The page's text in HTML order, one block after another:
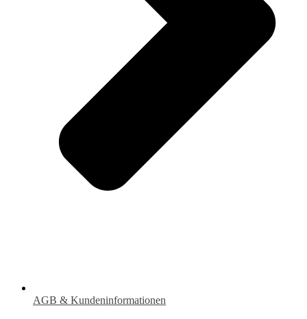
AGB & Kundeninformationen